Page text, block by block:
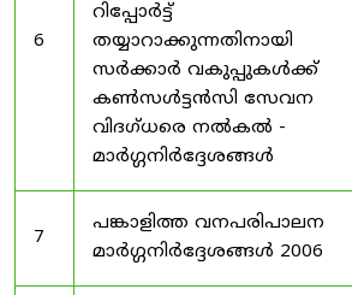
6
റിപ്പോർട്ട്
തയ്യാറാക്കുന്നതിനായി
സർക്കാർ വകുപ്പുകൾക്ക്
കൺസൾട്ടൻസി സേവന
വിദഗ്ധരെ നൽകൽ -
മാർഗ്ഗനിർദ്ദേശങ്ങൾ
7
പങ്കാളിത്ത വനപരിപാലന
മാർഗ്ഗനിർദ്ദേശങ്ങൾ 2006